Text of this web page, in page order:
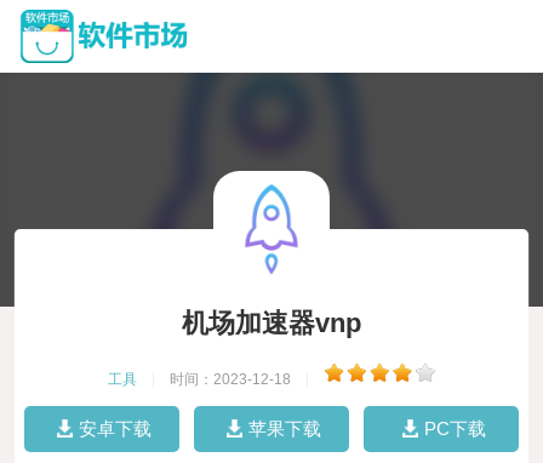
机场加速器vnp
工具 时间：2023-12-18
安卓下载 苹果下载 PC下载